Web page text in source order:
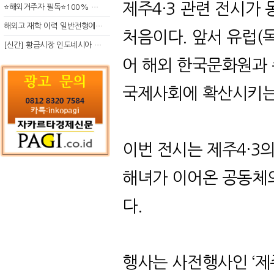
⭐해외거주자 필독⭐100% 온라인 마지막 한국어교원 2급 추가모집 (~8/2)
해외고 재학 이력 일반전형에서 분명한 입시 강점 살리는 전략
[신간] 황금시장 인도네시아 슈퍼리치의 성공 수업
제주4·3 관련 전시가
처음이다. 앞서 유럽 (
어 해외 한국문화원
국제사회에 확산시키
이번 전시는 제주4·3
해녀가 이어온 공동체
다.
행사는 사전행사인 ‘제